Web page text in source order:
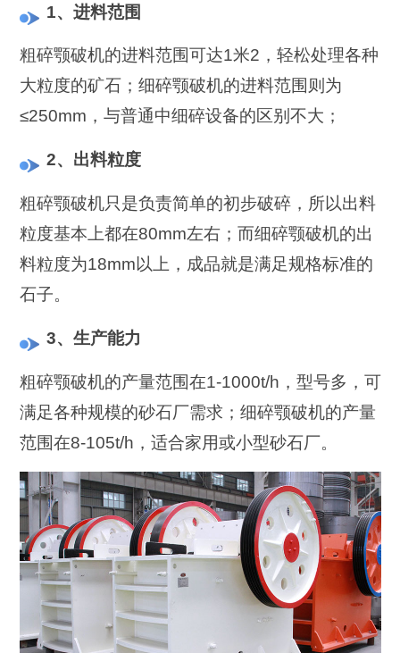
1、进料范围
粗碎颚破机的进料范围可达1米2，轻松处理各种
大粒度的矿石；细碎颚破机的进料范围则为
≤250mm，与普通中细碎设备的区别不大；
2、出料粒度
粗碎颚破机只是负责简单的初步破碎，所以出料
粒度基本上都在80mm左右；而细碎颚破机的出
料粒度为18mm以上，成品就是满足规格标准的
石子。
3、生产能力
粗碎颚破机的产量范围在1-1000t/h，型号多，可
满足各种规模的砂石厂需求；细碎颚破机的产量
范围在8-105t/h，适合家用或小型砂石厂。